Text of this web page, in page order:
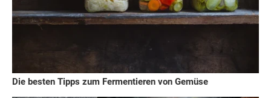
Die besten Tipps zum Fermentieren von Gemüse